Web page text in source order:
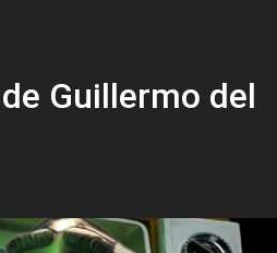
Guillermo del